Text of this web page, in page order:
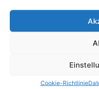
Cookie-Richtlinie